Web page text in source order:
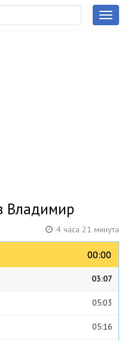
Владимир
4 часа 21 минута
00:00
00:00
03:07
05:03
05:16